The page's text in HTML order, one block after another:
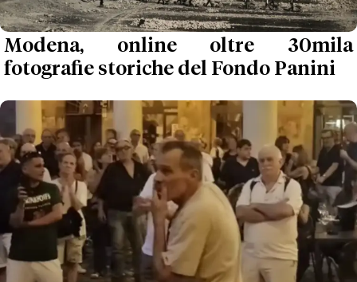
Modena, online oltre 30mila
fotografie storiche del Fondo Panini